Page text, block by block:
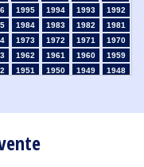
1995 1994 1993
1992
1984 1983 1982
1981
1973 1972 1971
1970
1962 1961 1960
1959
1951 1950 1949
1948
1902 1901 1900
1895